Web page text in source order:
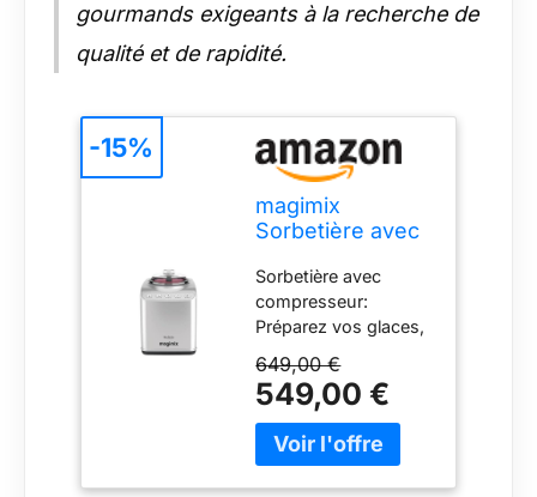
gourmands exigeants à la recherche de
qualité et de rapidité.
magimix
Sorbetière avec
Gelato Expert –
Machine à glace
professionnelle –
Glace italienne,
sorbet & granité
maison sans
pré-congélation
– 2 cuves inox
2L – 140W –
Sorbetière avec
compresseur:
Préparez vos glaces,
en toute simplicité,
sans avoir besoin de
congeler la cuve à
l’avance Résultats
649,00 €
549,00 €
-15%